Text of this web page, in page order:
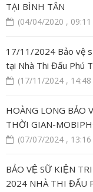
TẠI BÌNH TÂN
(04/04/2020 , 09:11
17/11/2024 Bảo vệ
tại Nhà Thi Đấu Phú
(17/11/2024 , 14:48
HOÀNG LONG BẢO
THỜI GIAN-
(07/07/2024 , 13:16
BẢO VỆ SỮ KIỆN
2024 NHÀ THI ĐẤU